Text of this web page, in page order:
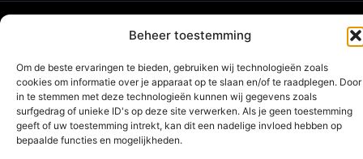
Beheer toestemming
Om de beste ervaringen te bieden, gebruiken wij technologieën zoals
cookies om informatie over je apparaat op te slaan en/of te raadplegen. Door
in te stemmen met deze technologieën kunnen wij gegevens zoals
surfgedrag of unieke ID's op deze site verwerken. Als je geen toestemming
geeft of uw toestemming intrekt, kan dit een nadelige invloed hebben op
bepaalde functies en mogelijkheden.